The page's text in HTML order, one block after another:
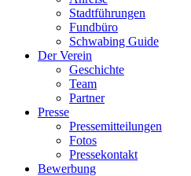
Stadtführungen
Fundbüro
Schwabing Guide
Der Verein
Geschichte
Team
Partner
Presse
Pressemitteilungen
Fotos
Pressekontakt
Bewerbung